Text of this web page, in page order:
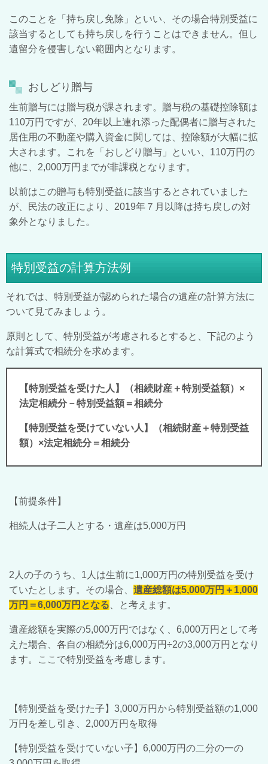
このことを「持ち戻し免除」といい、その場合特別受益に
該当するとしても持ち戻しを行うことはできません。但し
遺留分を侵害しない範囲内となります。
おしどり贈与
生前贈与には贈与税が課されます。贈与税の基礎控除額は
110万円ですが、 20年以上連れ添った配偶者に贈与された
居住用の不動産や購入資金に関しては、控除額が大幅に拡
大されます。これを「おしどり贈与」といい、 110万円の
他に、 2,000万円までが非課税となります。
以前はこの贈与も特別受益に該当するとされていました
が、民法の改正により、 2019年７月以降は持ち戻しの対
象外となりました。
特別受益の計算方法例
それでは、特別受益が認められた場合の遺産の計算方法に
ついて見てみましょう。
原則として、特別受益が考慮されるとすると、下記のよう
な計算式で相続分を求めます。
【特別受益を受けた人】（相続財産＋特別受益額） ×
法定相続分－特別受益額＝相続分
【特別受益を受けていない人】（相続財産＋特別受益
額） ×法定相続分＝相続分
【前提条件】
相続人は子二人とする・遺産は5,000万円
2 人の子のうち、 1 人は生前に1,000万円の特別受益を受け
ていたとします。その場合、 遺産総額は5,000万円＋ 1,000
万円＝6,000万円となる 、と考えます。
遺産総額を実際の5,000万円ではなく、 6,000万円として考
えた場合、各自の相続分は6,000万円÷2の3,000万円となり
ます。ここで特別受益を考慮します。
【特別受益を受けた子】 3,000万円から特別受益額の1,000
万円を差し引き、 2,000万円を取得
【特別受益を受けていない子】 6,000万円の二分の一の